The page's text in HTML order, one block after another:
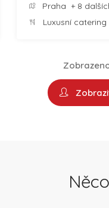
Praha + 8
Luxusní catering